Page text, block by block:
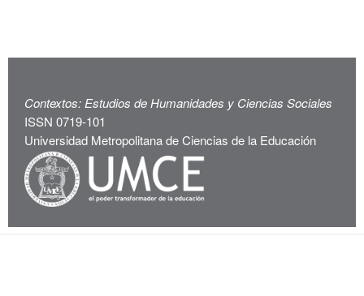
Contextos: Estudios de Humanidades y Ciencias Sociales
ISSN 0719-101
Universidad Metropolitana de Ciencias de la Educación